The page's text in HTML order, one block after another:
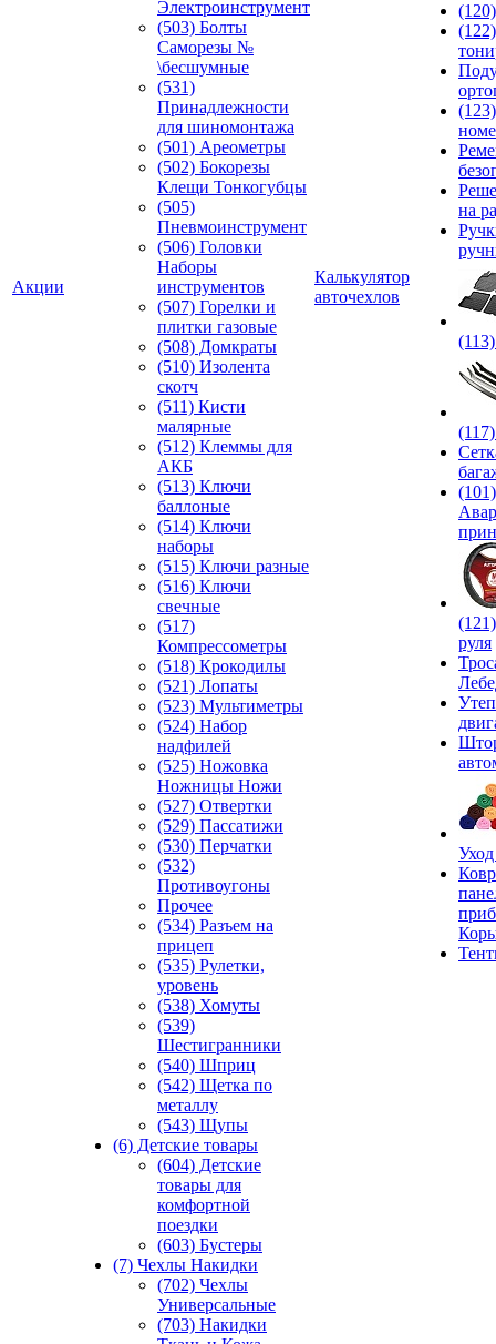
Акции
Электроинструмент
(503) Болты
Саморезы №
\бесшумные
(531)
Принадлежности
для шиномонтажа
(501) Ареометры
(502) Бокорезы
Клещи Тонкогубцы
(505)
Пневмоинструмент
(506) Головки
Наборы
инструментов
(507) Горелки и
плитки газовые
(508) Домкраты
(510) Изолента
скотч
(511) Кисти
малярные
(512) Клеммы для
АКБ
(513) Ключи
баллоные
(514) Ключи
наборы
(515) Ключи разные
(516) Ключи
свечные
(517)
Компрессометры
(518) Крокодилы
(521) Лопаты
(523) Мультиметры
(524) Набор
надфилей
(525) Ножовка
Ножницы Ножи
(527) Отвертки
(529) Пассатижи
(530) Перчатки
(532)
Противоугоны
Прочее
(534) Разъем на
прицеп
(535) Рулетки,
уровень
(538) Хомуты
(539)
Шестигранники
(540) Шприц
(542) Щетка по
металлу
(543) Щупы
(6) Детские товары
(604) Детские
товары для
комфортной
поездки
(603) Бустеры
(7) Чехлы Накидки
(702) Чехлы
Универсальные
(703) Накидки
Калькулятор
авточехлов
на
(101)
руля
Уход